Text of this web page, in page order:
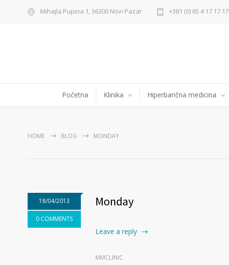
Mihajla Pupina 1, 36300 Novi Pazar +381 (0) 65 4 17 17 17
Početna Klinika Hiperbarična medicina
HOME BLOG MONDAY
18/04/2013
0 COMMENTS
Monday
Leave a reply
MMCLINIC